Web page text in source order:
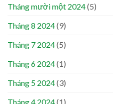
Tháng mười một 2024(5)
Tháng 8 2024(9)
Tháng 7 2024(5)
Tháng 6 2024(1)
Tháng 5 2024(3)
Tháng 4 2024(1)